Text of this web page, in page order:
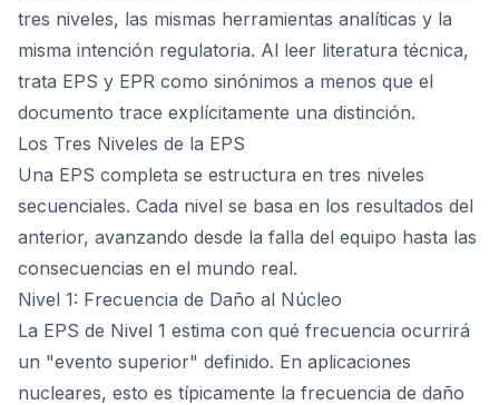
tres niveles, las mismas herramientas analíticas y la
misma intención regulatoria. Al leer literatura técnica,
trata EPS y EPR como sinónimos a menos que el
documento trace explícitamente una distinción.
Los Tres Niveles de la EPS
Una EPS completa se estructura en tres niveles
secuenciales. Cada nivel se basa en los resultados del
anterior, avanzando desde la falla del equipo hasta las
consecuencias en el mundo real.
Nivel 1: Frecuencia de Daño al Núcleo
La EPS de Nivel 1 estima con qué frecuencia ocurrirá
un "evento superior" definido. En aplicaciones
nucleares, esto es típicamente la frecuencia de daño